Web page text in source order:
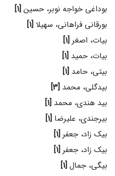
بوداغی خواجه نوبر، حسین [1]
بورقانی فراهانی، سهیلا [1]
بیات، اصغر [1]
بیات، حمید [1]
بیتی، حامد [1]
بیدگلی، محمد [3]
بید هندی، محمد [1]
بیرجندی، علیرضا [1]
بیک زاد، جعفر [1]
بیک زاد، جعفر [1]
بیگی، جمال [1]